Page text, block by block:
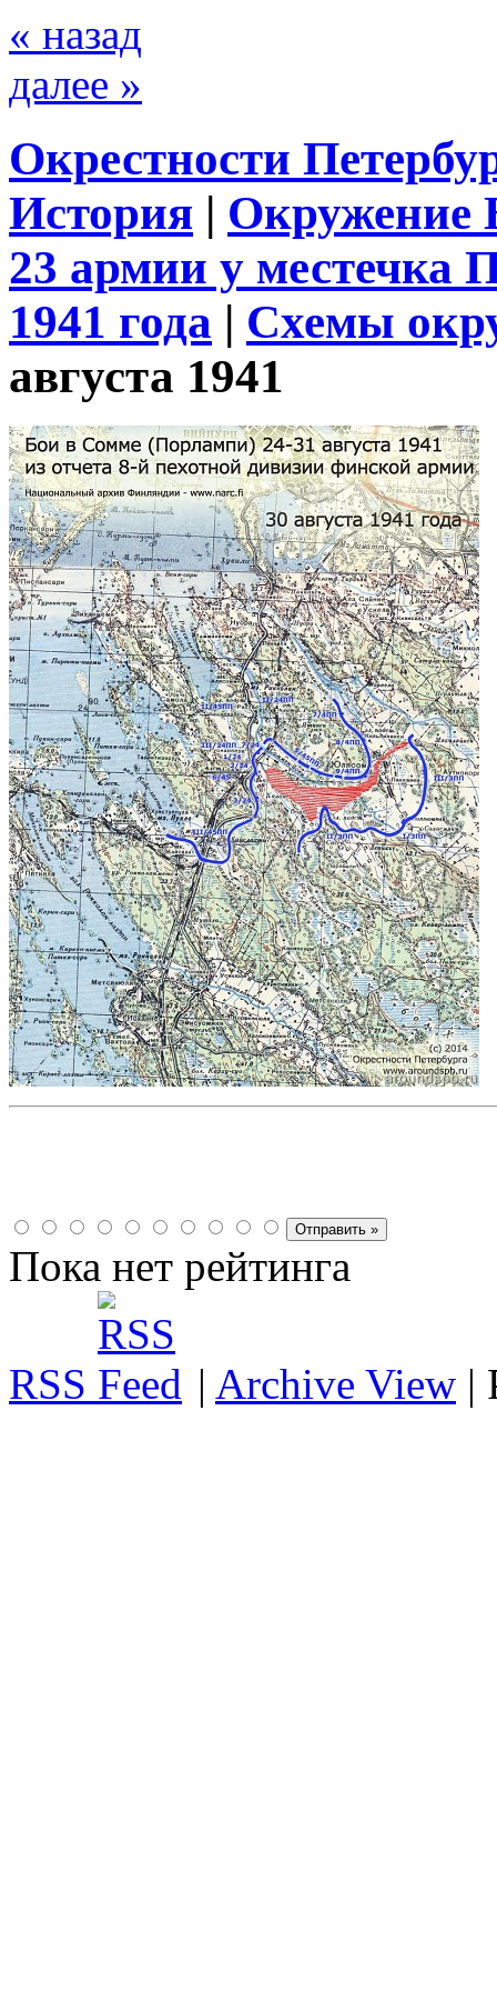
« назад
далее »
Окрестности
История | Окружение
23 армии у местечка
1941 года | Схемы
августа 1941
Пока нет рейтинга
RSS | Archive View |